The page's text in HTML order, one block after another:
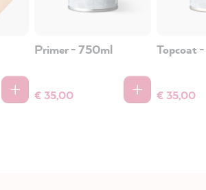
Primer - 750ml
€ 35,00
Topcoat
€ 35,00